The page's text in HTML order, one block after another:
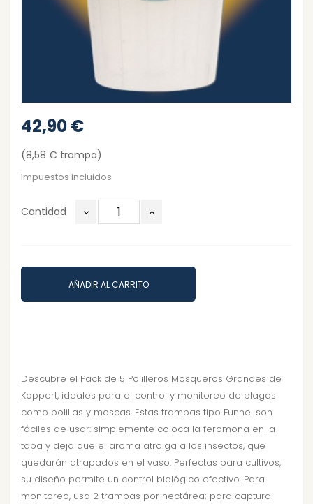
42,90 €
(8,58 € trampa)
Impuestos incluidos
Cantidad
AÑADIR AL CARRITO
Descubre el Pack de 5 Polilleros Mosqueros Grandes de
Koppert, ideales para el control y monitoreo de plagas
como polillas y moscas. Estas trampas tipo Funnel son
fáciles de usar: simplemente coloca la feromona en la
tapa y deja que el aroma atraiga a los insectos, que
quedarán atrapados en el vaso. Perfectas para cultivos,
su diseño permite un control biológico efectivo. Para
monitoreo, usa 2 trampas por hectárea; para captura